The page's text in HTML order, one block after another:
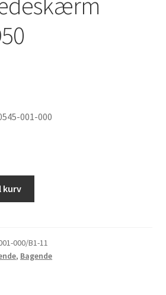
001-000
kurv
000/B1-11
, Bagende